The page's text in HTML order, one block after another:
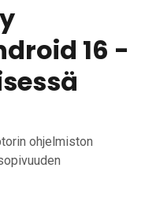
16 -
ohjelmiston